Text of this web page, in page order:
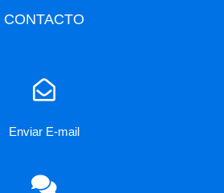
CONTACTO
Enviar E-mail